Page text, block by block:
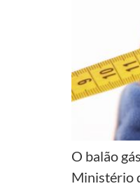
O balão
Ministério